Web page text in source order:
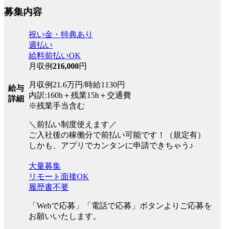
募集内容
給与
詳細
祝い金・特典あり
週払い
給料前払いOK
月収例216,000円
月収例21.6万円/時給1130円
内訳:160h＋残業15h＋交通費
※残業手当含む
＼前払い制度使えます／
ご入社後の稼働分で前払い可能です！（規定有）
しかも、アプリでカンタンに申請できちゃう♪
大量募集
リモート面接OK
履歴書不要
「Webで応募」「電話で応募」ボタンよりご応募を
お願いいたします。